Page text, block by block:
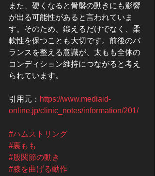
また、硬くなると骨盤の動きにも影響
が出る可能性があると言われていま
す。そのため、鍛えるだけでなく、柔
軟性を保つことも大切です。前後のバ
ランスを整える意識が、太もも全体の
コンディション維持につながると考え
られています。
引用元： https://www.mediaid-
online.jp/clinic_notes/information/201/
#ハムストリング
#裏もも
#股関節の動き
#膝を曲げる動作